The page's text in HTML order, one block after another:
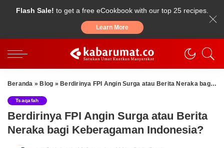
Flash Sale! to get a free eCookbook with our top 25 recipes.
Learn More
Beranda » Blog » Berdirinya FPI Angin Surga atau Berita Neraka bagi Keberagaman Indonesia?
Tsaqafah
Berdirinya FPI Angin Surga atau Berita
Neraka bagi Keberagaman Indonesia?